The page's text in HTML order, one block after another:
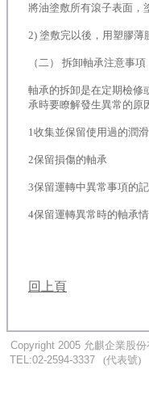
將油塗敷所有滾子表面，
2) 塗敷完以後，用塑膠薄
（二） 拆卸軸承注意事項
軸承的拆卸是在定期檢修
承時要瞭解發生異常的原
1收集並保留使用過的潤
2保留損傷的軸承
3保留運轉中異常事項的
4保留運轉異常時的軸承
回上頁
Copyright 2005 允麒企業股
TEL:02-2594-3337 (代表號)